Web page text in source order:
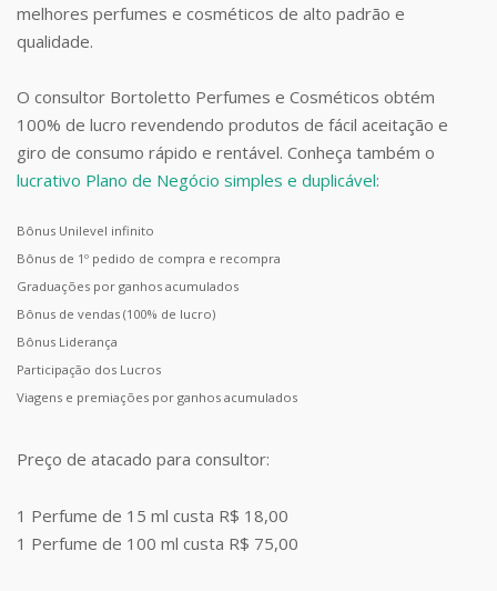
melhores perfumes e cosméticos de alto padrão e
qualidade.
O consultor Bortoletto Perfumes e Cosméticos obtém
100% de lucro revendendo produtos de fácil aceitação e
giro de consumo rápido e rentável. Conheça também o
lucrativo Plano de Negócio simples e duplicável:
Bônus Unilevel infinito
Bônus de 1º pedido de compra e recompra
Graduações por ganhos acumulados
Bônus de vendas (100% de lucro)
Bônus Liderança
Participação dos Lucros
Viagens e premiações por ganhos acumulados
Preço de atacado para consultor:
1 Perfume de 15 ml custa R$ 18,00
1 Perfume de 100 ml custa R$ 75,00